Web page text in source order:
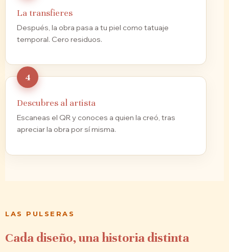
La transfieres
Después, la obra pasa a tu piel como tatuaje
temporal. Cero residuos.
Descubres al artista
Escaneas el QR y conoces a quien la creó, tras
apreciar la obra por sí misma.
LAS PULSERAS
Cada diseño, una historia distinta